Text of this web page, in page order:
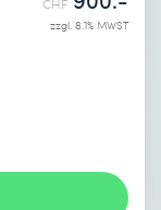
CHF
zzgl. 8.1% MWST